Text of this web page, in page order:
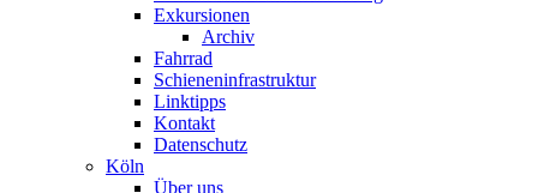
Exkursionen
Archiv
Fahrrad
Schieneninfrastruktur
Linktipps
Kontakt
Datenschutz
Köln
Über uns